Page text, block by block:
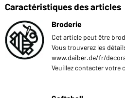
Caractéristiques des articles
Broderie
Cet article peut être
Vous trouverez les
www.daiber.de/fr/
Veuillez contacter votre